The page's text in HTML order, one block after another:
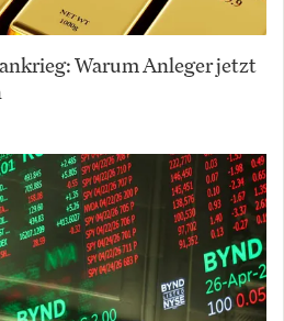
Warum Anleger jetzt